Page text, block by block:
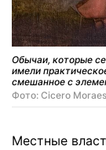
Обычаи, которые
имели
смешанное с
Фото: Cicero
Местные